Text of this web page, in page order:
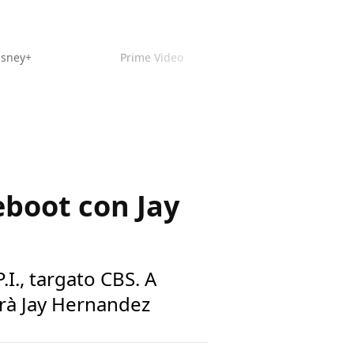
Prime Video
con Jay
targato CBS. A
Jay Hernandez